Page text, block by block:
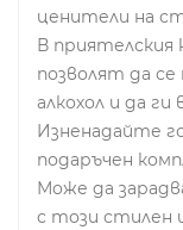
ценители на
В
позволят да се
алкохол и да
Изненадайте
подаръчен
Може да
с този стилен